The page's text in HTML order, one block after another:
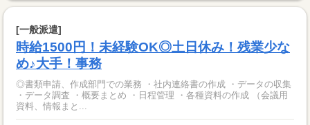
[一般派遣]
時給1500円！未経験OK◎土日休み！残業少な
め♪大手！事務
◎書類申請、作成部門での業務 ・社内連絡書の作成 ・データの収集
・データ調査 ・概要まとめ ・日程管理 ・各種資料の作成 （会議用
資料、情報まと...